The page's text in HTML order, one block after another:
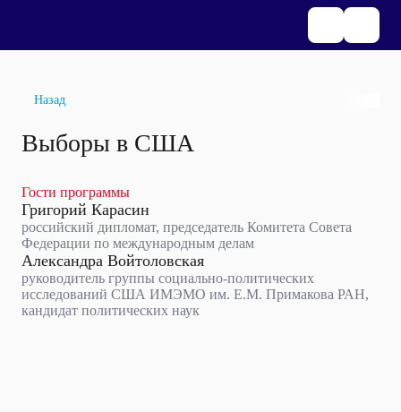
Назад
Выборы в США
Гости программы
Григорий Карасин
российский дипломат, председатель Комитета Совета
Федерации по международным делам
Александра Войтоловская
руководитель группы социально-политических
исследований США ИМЭМО им. Е.М. Примакова РАН,
кандидат политических наук